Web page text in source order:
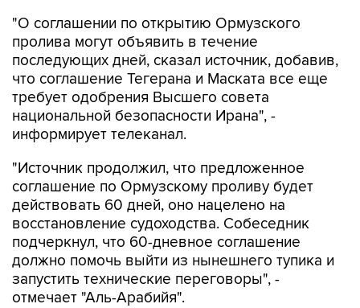
"О соглашении по открытию Ормузского
пролива могут объявить в течение
последующих дней, сказал источник, добавив,
что соглашение Тегерана и Маската все еще
требует одобрения Высшего совета
национальной безопасности Ирана", -
информирует телеканал.
"Источник продолжил, что предложенное
соглашение по Ормузскому проливу будет
действовать 60 дней, оно нацелено на
восстановление судоходства. Собеседник
подчеркнул, что 60-дневное соглашение
должно помочь выйти из нынешнего тупика и
запустить технические переговоры", -
отмечает "Аль-Арабийя".